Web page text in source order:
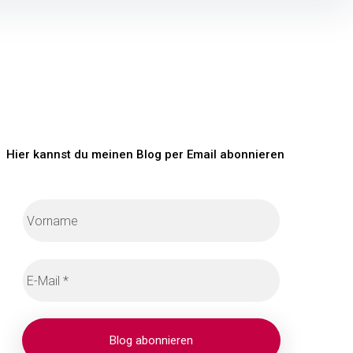
Hier kannst du meinen Blog per Email abonnieren